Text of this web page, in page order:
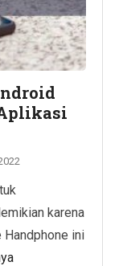
karena
ini